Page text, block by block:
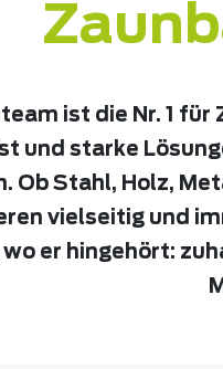
ist die Nr. 1 für
und starke
Ob Stahl, Holz,
vielseitig und
er hingehört: